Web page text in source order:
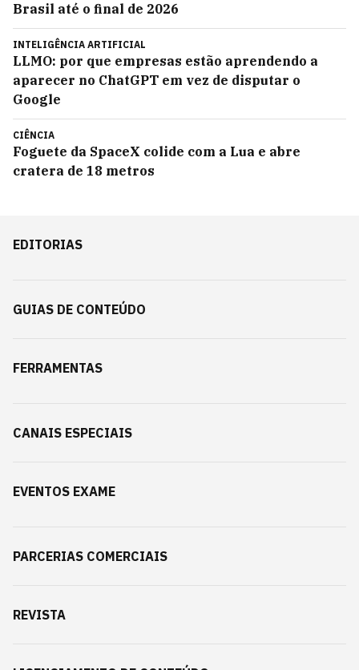
Brasil até o final de 2026
INTELIGÊNCIA ARTIFICIAL
LLMO: por que empresas estão aprendendo a
aparecer no ChatGPT em vez de disputar o
Google
CIÊNCIA
Foguete da SpaceX colide com a Lua e abre
cratera de 18 metros
EDITORIAS
GUIAS DE CONTEÚDO
FERRAMENTAS
CANAIS ESPECIAIS
EVENTOS EXAME
PARCERIAS COMERCIAIS
REVISTA